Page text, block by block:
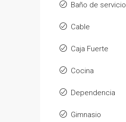
Baño de servicio
Cable
Caja Fuerte
Cocina
Dependencia
Gimnasio